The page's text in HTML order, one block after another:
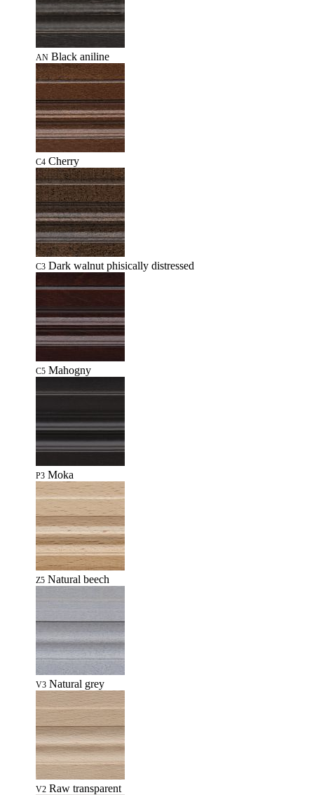
AN Black aniline
C4 Cherry
C3 Dark walnut phisically distressed
C5 Mahogny
P3 Moka
Z5 Natural beech
V3 Natural grey
V2 Raw transparent